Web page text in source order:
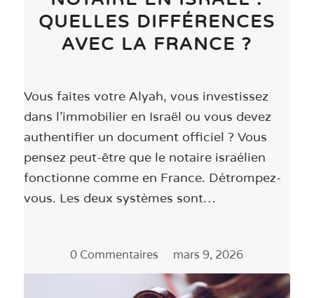
QUELLES DIFFÉRENCES
AVEC LA FRANCE ?
Vous faites votre Alyah, vous investissez
dans l'immobilier en Israël ou vous devez
authentifier un document officiel ? Vous
pensez peut-être que le notaire israélien
fonctionne comme en France. Détrompez-
vous. Les deux systèmes sont…
0 Commentaires
/ mars 9, 2026